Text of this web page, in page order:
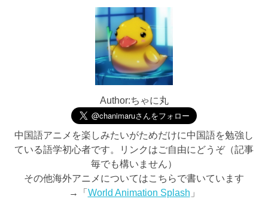
Author:ちゃに丸
中国語アニメを楽しみたいがためだけに中国語を勉強し
ている語学初心者です。リンクはご自由にどうぞ（記事
毎でも構いません）
その他海外アニメについてはこちらで書いています
→「World Animation Splash 」